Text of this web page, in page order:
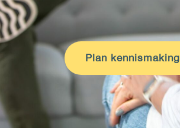
Plan kennismaking